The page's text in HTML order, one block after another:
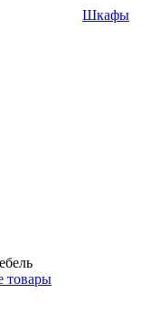
Шкафы
товары